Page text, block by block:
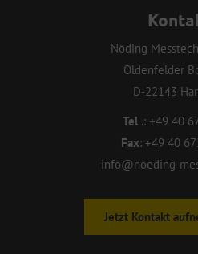
Nöding
Oldenfelder
D-22143
Tel .: +49 40
Fax: +49 40
info@noeding-
Jetzt Kontakt